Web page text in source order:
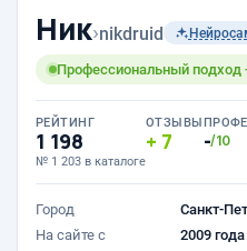
Ник›nikdruid
Профессиональный подход
РЕЙТИНГ
1 198
№ 1 203 в каталоге
ОТЗЫВЫ
7 -/10
Город
Санкт-
На сайте с
2009 года